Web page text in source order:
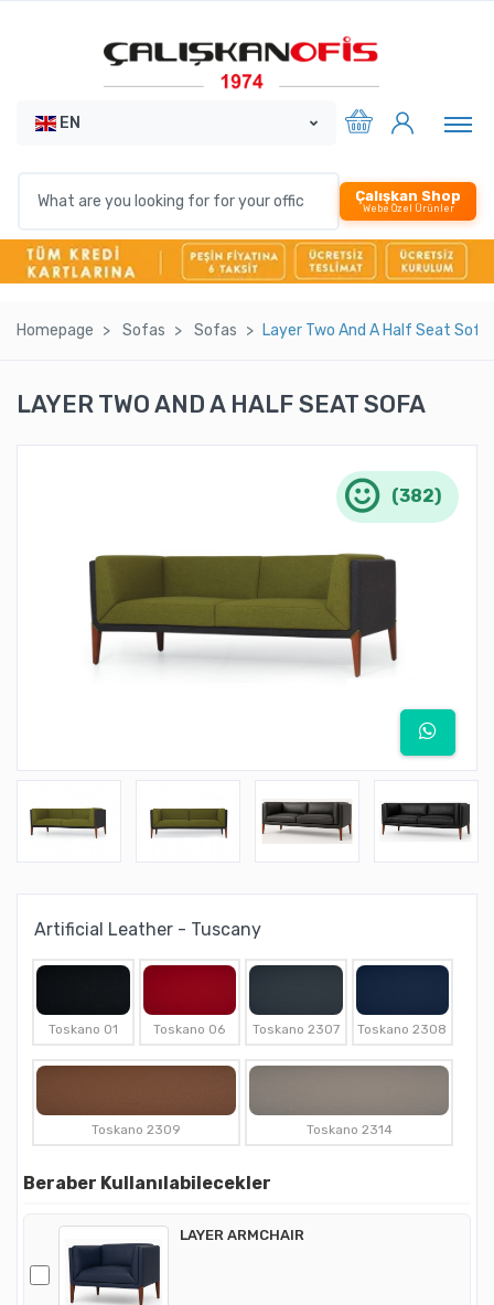
EN
Çalışkan Shop
Webe Özel Ürünler
Homepage Sofas Sofas Layer Two And A Half Seat Sofa
LAYER TWO AND A HALF SEAT SOFA
(382)
Artificial Leather - Tuscany
Toskano 01 Toskano 06 Toskano 2307 Toskano 2308
Toskano 2309 Toskano 2314
Beraber Kullanılabilecekler
LAYER ARMCHAIR